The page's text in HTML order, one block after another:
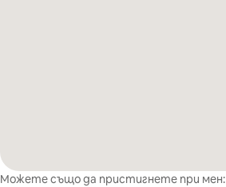
Можете също да пристигнете при мен: